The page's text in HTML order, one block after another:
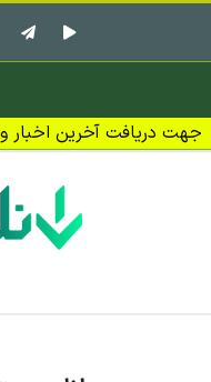
جهت دریافت آخرین اخبار و